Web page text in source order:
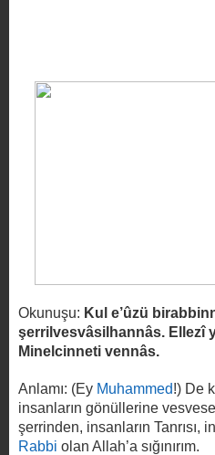
Okunuşu: Kul e’ûzü
şerrilvesvâsilhannâs. Ellezî
Minelcinneti vennâs.
Anlamı: (Ey Muhammed!) De
insanların gönüllerine
şerrinden, insanların Tanrısı,
Rabbi olan Allah’a sığınırım.